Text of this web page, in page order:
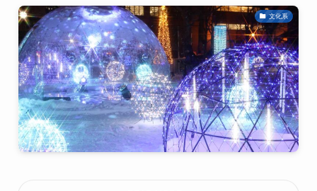
文化系